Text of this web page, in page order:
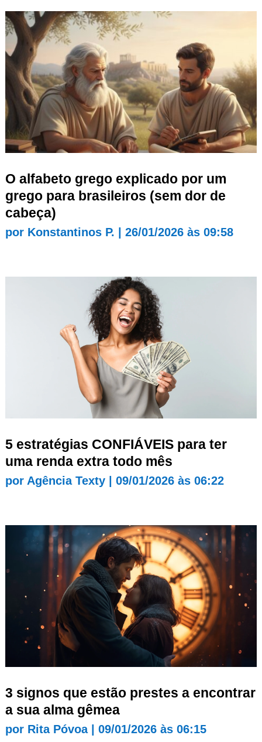
O alfabeto grego explicado por um
grego para brasileiros (sem dor de
cabeça)
por Konstantinos P. 26/01/2026 às 09:58
5 estratégias CONFIÁVEIS para ter
uma renda extra todo mês
por Agência Texty| 09/01/2026 às 06:22
3 signos que estão prestes a encontrar
a sua alma gêmea
por Rita Póvoa| 09/01/2026 às 06:15